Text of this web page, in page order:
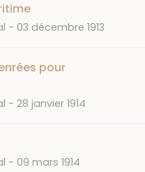
DATE
03 décembre 1913
pour
DATE
28 janvier 1914
DATE
09 mars 1914